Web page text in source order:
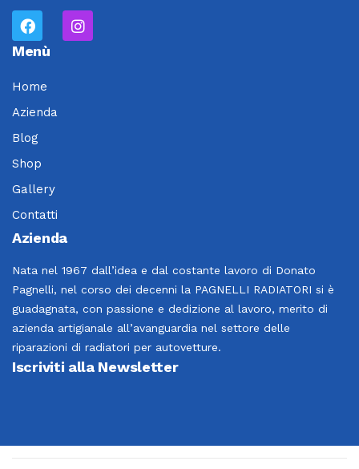
Menù
Home
Azienda
Blog
Shop
Gallery
Contatti
Azienda
Nata nel 1967 dall’idea e dal costante lavoro di Donato
Pagnelli, nel corso dei decenni la PAGNELLI RADIATORI si è
guadagnata, con passione e dedizione al lavoro, merito di
azienda artigianale all’avanguardia nel settore delle
riparazioni di radiatori per autovetture.
Iscriviti alla Newsletter